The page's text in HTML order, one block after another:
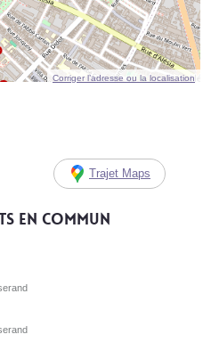
Corriger l’adresse ou la localisation
Trajet Maps
en commun